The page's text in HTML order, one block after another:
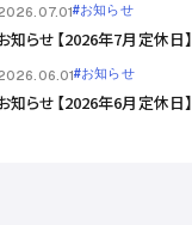
#お知らせ
知らせ【2026年7月定休日】
#お知らせ
知らせ【2026年6月定休日】